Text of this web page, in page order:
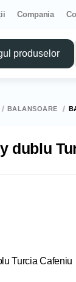
Compania
produselor
BALANSOARE
dublu